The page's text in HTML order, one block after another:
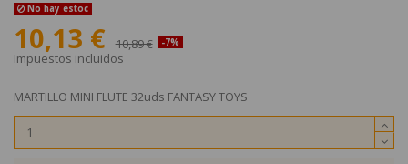
No hay estoc
10,13 € 10,89 € -7%
Impuestos incluidos
MARTILLO MINI FLUTE 32uds FANTASY TOYS